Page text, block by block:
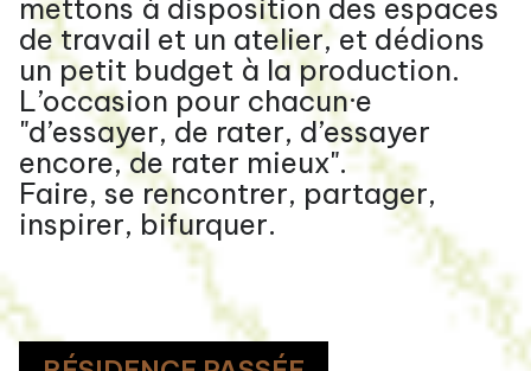
mettons à disposition des espaces
de travail et un atelier, et dédions
un petit budget à la production.
L’occasion pour chacun·e
"d’essayer, de rater, d’essayer
encore, de rater mieux".
Faire, se rencontrer, partager,
inspirer, bifurquer.